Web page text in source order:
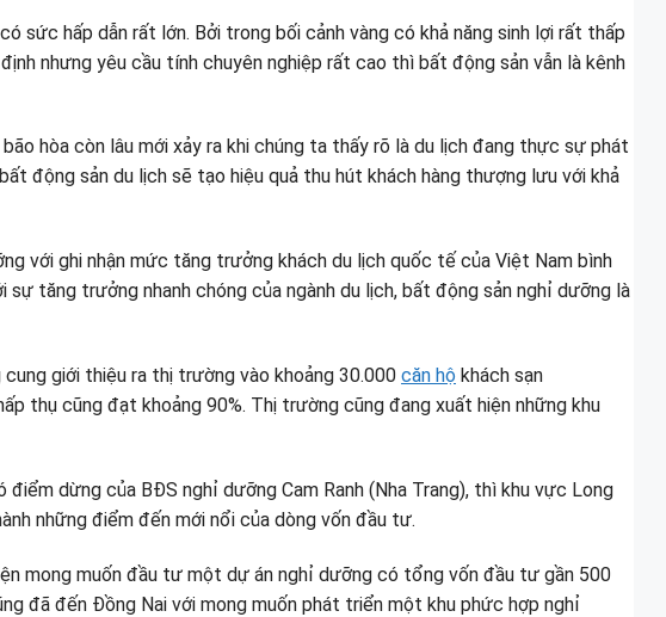
sức hấp dẫn rất lớn. Bởi trong bối cảnh vàng có khả năng sinh lợi rất thấp
nhưng yêu cầu tính chuyên nghiệp rất cao thì bất động sản vẫn là kênh
hòa còn lâu mới xảy ra khi chúng ta thấy rõ là du lịch đang thực sự phát
động sản du lịch sẽ tạo hiệu quả thu hút khách hàng thượng lưu với khả
với ghi nhận mức tăng trưởng khách du lịch quốc tế của Việt Nam bình
tăng trưởng nhanh chóng của ngành du lịch, bất động sản nghỉ dưỡng là
giới thiệu ra thị trường vào khoảng 30.000 căn hộ khách sạn
thụ cũng đạt khoảng 90%. Thị trường cũng đang xuất hiện những khu
dừng của BĐS nghỉ dưỡng Cam Ranh (Nha Trang), thì khu vực Long
những điểm đến mới nổi của dòng vốn đầu tư.
mong muốn đầu tư một dự án nghỉ dưỡng có tổng vốn đầu tư gần 500
đã đến Đồng Nai với mong muốn phát triển một khu phức hợp nghỉ